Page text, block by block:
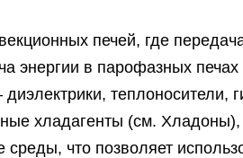
печей, где
энергии в парофазных
теплоносители,
хладагенты (см.
среды, что позволяет